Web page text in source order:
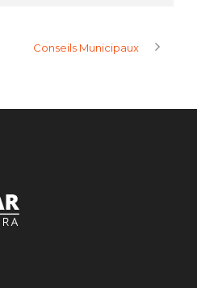
Conseils Municipaux